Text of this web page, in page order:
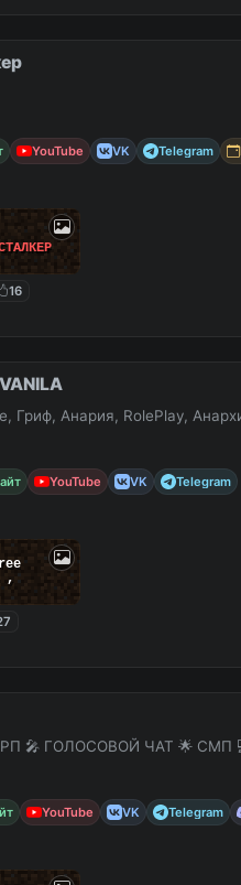
YouTube VK Telegram
ТАЛКЕР
16
Гриф, Анария, RolePlay,
YouTube VK
Telegram
,
🎤 ГОЛОСОВОЙ ЧАТ 🌟 СМП
YouTube VK Telegram